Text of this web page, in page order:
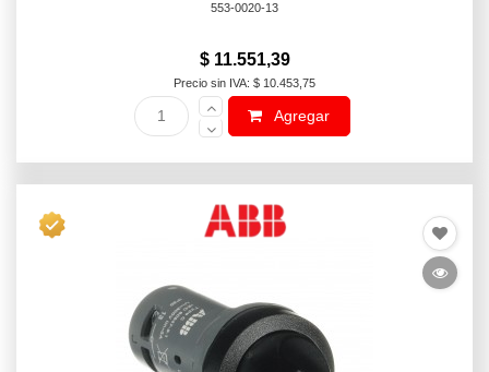
553-0020-13
$ 11.551,39
Precio sin IVA: $ 10.453,75
Agregar